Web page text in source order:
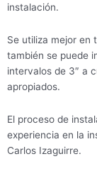
instalación.
Se utiliza mejor en
también se puede
intervalos de 3″ a
apropiados.
El proceso de
experiencia en la
Carlos Izaguirre.